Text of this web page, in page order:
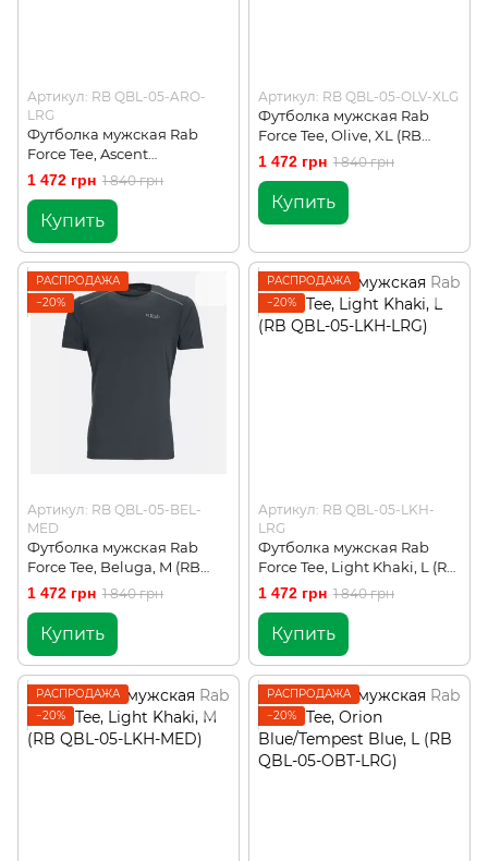
Артикул: RB QBL-05-ARO-
LRG
Футболка мужская Rab
Force Tee, Ascent
Red/Oxblood Red, L (RB
QBL-05-ARO-LRG)
1 472 грн 1 840 грн
Купить
Артикул: RB QBL-05-OLV-XLG
Футболка мужская Rab
Force Tee, Olive, XL (RB
QBL-05-OLV-XLG)
1 472 грн 1 840 грн
Купить
РАСПРОДАЖА
−20%
Артикул: RB QBL-05-BEL-
MED
Футболка мужская Rab
Force Tee, Beluga, M (RB
QBL-05-BEL-MED)
1 472 грн 1 840 грн
Купить
РАСПРОДАЖА
−20%
Артикул: RB QBL-05-LKH-
LRG
Футболка мужская Rab
Force Tee, Light Khaki, L (RB
QBL-05-LKH-LRG)
1 472 грн 1 840 грн
Купить
РАСПРОДАЖА
−20%
РАСПРОДАЖА
−20%